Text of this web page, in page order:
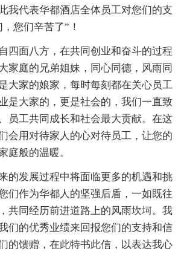
我代表华都酒店全体员工对您们的支
您们辛苦了”！
四面八方，在共同创业和奋斗的过程
家庭的兄弟姐妹，同心同德，风雨同
大家的娘家，每时每刻都在关心员工
是大家的，更是社会的，我们一直致
员工共同成长和社会最大贡献。在这
会用对待家人的心对待员工，让您的
庭般的温暖。
的发展过程中将面临更多的机遇和挑
们作为华都人的坚强后盾，一如既往
共同经历前进道路上的风雨坎坷。我
们的优秀业绩来回报您们的支持和信
的馈赠，在此特书此信，以表达我心